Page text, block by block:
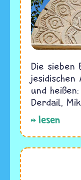
Die sieben
jesidischen
und
Derdail,
lesen
Jesidentum